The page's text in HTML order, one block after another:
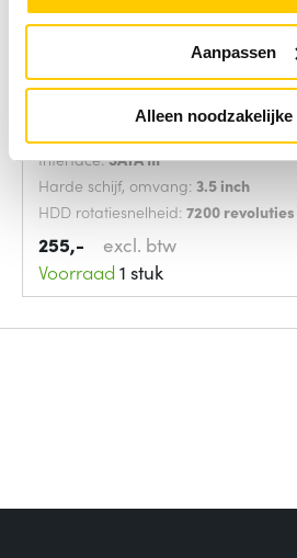
Aanpassen
Alleen noodzakelijke
DELL WG9R0 interne
Interface:SATA III
Harde schijf, omvang: 3.5 inch
HDD rotatiesnelheid: 7200
minuut
255,-
excl. btw
Voorraad 1 stuk